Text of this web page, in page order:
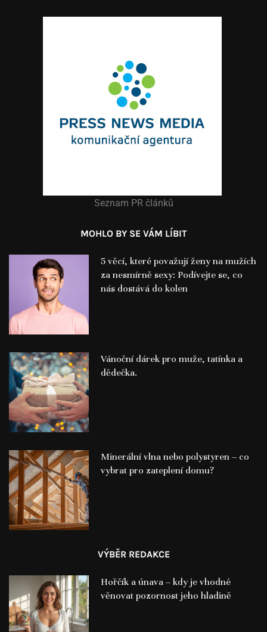
Seznam PR článků
MOHLO BY SE VÁM LÍBIT
5 věcí, které považují ženy na mužích
za nesmírně sexy: Podívejte se, co
nás dostává do kolen
Vánoční dárek pro muže, tatínka a
dědečka.
Minerální vlna nebo polystyren – co
vybrat pro zateplení domu?
VÝBĚR REDAKCE
Hořčík a únava – kdy je vhodné
věnovat pozornost jeho hladině